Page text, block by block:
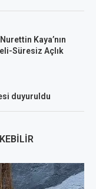
Kaya’nın
Süresiz Açlık
duyuruldu